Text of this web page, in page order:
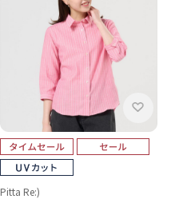
Pitta Re:)